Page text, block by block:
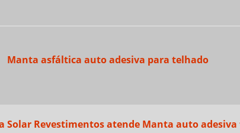
Manta asfáltica auto adesiva para telhado
Solar Revestimentos atende Manta auto